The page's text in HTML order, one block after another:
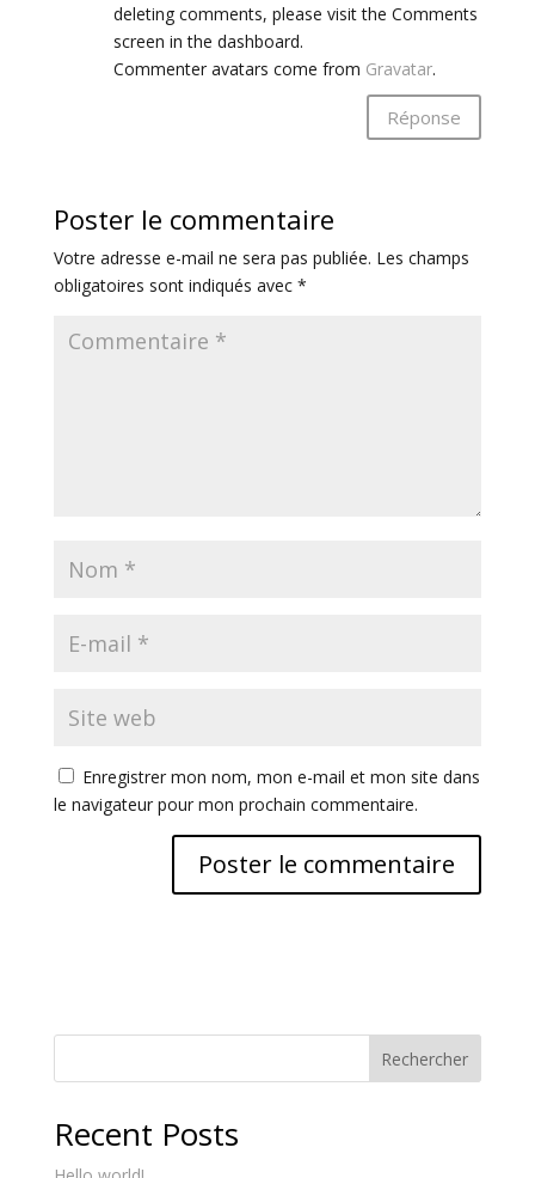
deleting comments, please visit the Comments
screen in the dashboard.
Commenter avatars come from Gravatar.
Réponse
Poster le commentaire
Votre adresse e-mail ne sera pas publiée. Les champs
obligatoires sont indiqués avec *
Enregistrer mon nom, mon e-mail et mon site dans
le navigateur pour mon prochain commentaire.
Rechercher
Recent Posts